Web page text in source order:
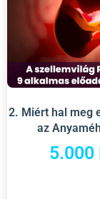
2. Miért hal meg
az
5.000